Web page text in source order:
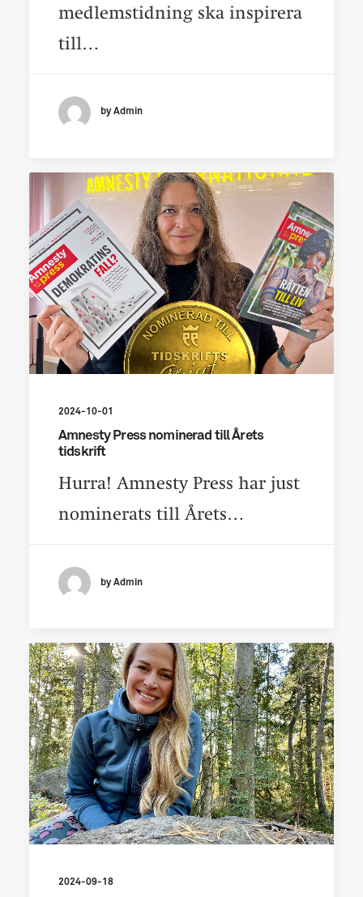
medlemstidning ska inspirera
till…
by Admin
2024-10-01
Amnesty Press nominerad till Årets
tidskrift
Hurra! Amnesty Press har just
nominerats till Årets…
by Admin
2024-09-18